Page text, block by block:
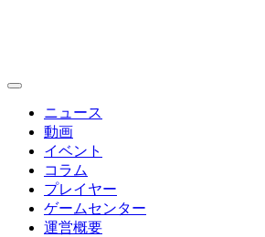
toggle
ニュース
動画
イベント
コラム
プレイヤー
ゲームセンター
運営概要